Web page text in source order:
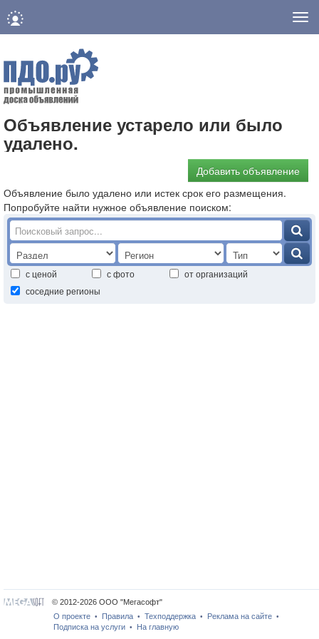
Объявление устарело или было
удалено.
Добавить объявление
Объявление было удалено или истек срок его размещения.
Попробуйте найти нужное объявление поиском:
с ценой с фото
от организаций
соседние регионы
© 2012-2026 ООО "Мегасофт"
О проекте • Правила • Техподдержка • Реклама на сайте •
Подписка на услуги • На главную